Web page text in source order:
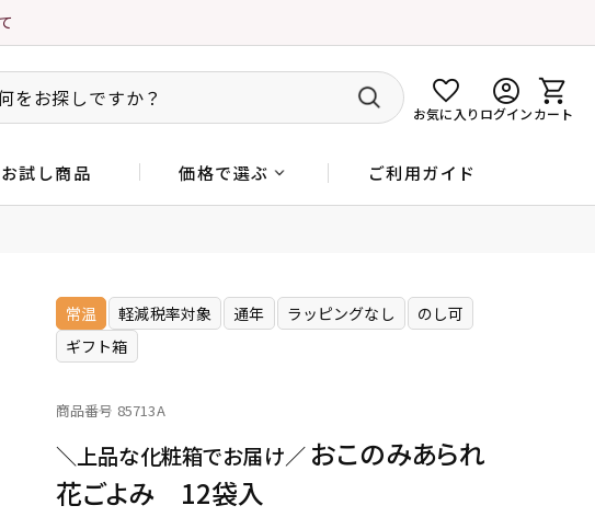
お気に入りログインカート
お試し商品 価格で選ぶ ご利用ガイド
常温 軽減税率対象 通年 ラッピングなし
のし可
ギフト箱
商品番号 85713A
＼上品な化粧箱でお届け／ おこのみあられ
花ごよみ 12袋入